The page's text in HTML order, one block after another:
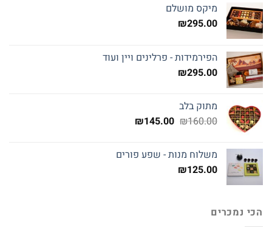
מיקס מושלם
₪295.00
הפירמידות - פרלינים ויין ועוד
₪295.00
מתוק בלב
₪160.00
המחיר
₪160.00.
₪145.00
המחיר
₪145.00.
משלוח מנות - שפע פורים
₪125.00
הכי נמכרים